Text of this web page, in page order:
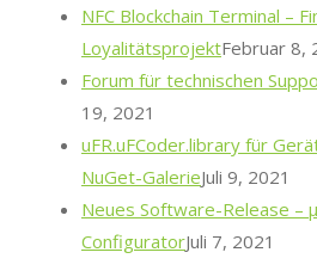
NFC Blockchain Terminal –
LoyalitätsprojektFebruar 8,
Forum für technischen
19, 2021
uFR.uFCoder.library für
NuGet-GalerieJuli 9, 2021
Neues Software-Release –
ConfiguratorJuli 7, 2021